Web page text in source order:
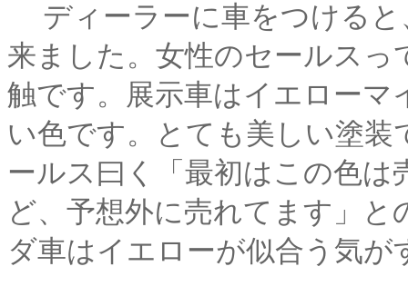
ディーラーに車をつける
来ました。女性のセールス
触です。展示車はイエロー
い色です。とても美しい塗
ールス曰く「最初はこの色
ど、予想外に売れてます」
ダ車はイエローが似合う気が